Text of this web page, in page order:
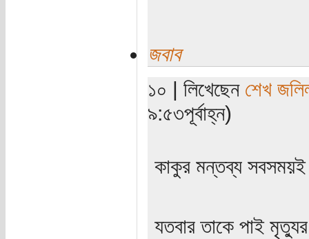
জবাব
১০ | লিখেছেন শেখ
৯:৫৩পূর্বাহ্ন)
কাকুর মন্তব্য সবসময়ই
যতবার তাকে পাই